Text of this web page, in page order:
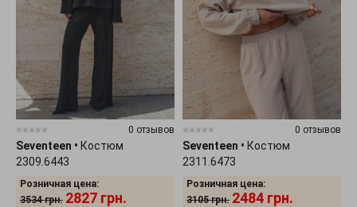
0 отзывов
Seventeen • Костюм
2309.6443
Розничная цена:
3534 грн. 2827 грн.
0 отзывов
Seventeen • Костюм
2311.6473
Розничная цена:
3105 грн. 2484 грн.